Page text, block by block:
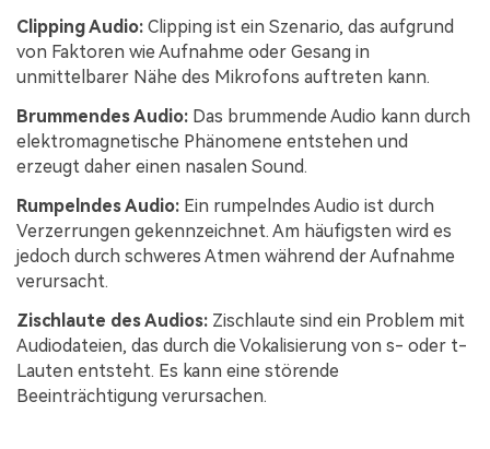
Clipping Audio: Clipping ist ein Szenario, das aufgrund
von Faktoren wie Aufnahme oder Gesang in
unmittelbarer Nähe des Mikrofons auftreten kann.
Brummendes Audio: Das brummende Audio kann durch
elektromagnetische Phänomene entstehen und
erzeugt daher einen nasalen Sound.
Rumpelndes Audio: Ein rumpelndes Audio ist durch
Verzerrungen gekennzeichnet. Am häufigsten wird es
jedoch durch schweres Atmen während der Aufnahme
verursacht.
Zischlaute des Audios: Zischlaute sind ein Problem mit
Audiodateien, das durch die Vokalisierung von s- oder t-
Lauten entsteht. Es kann eine störende
Beeinträchtigung verursachen.